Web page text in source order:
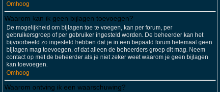
Omhoog
Waarom kan ik geen bijlagen toevoegen?
De mogelijkheid om bijlagen toe te voegen, kan per forum, per
gebruikersgroep of per gebruiker ingesteld worden. De beheerder kan het
bijvoorbeeld zo ingesteld hebben dat je in een bepaald forum helemaal geen
bijlagen mag toevoegen, of dat alleen de beheerders groep dit mag. Neem
contact op met de beheerder als je niet zeker weet waarom je geen bijlagen
kan toevoegen.
Omhoog
Waarom ontving ik een waarschuwing?